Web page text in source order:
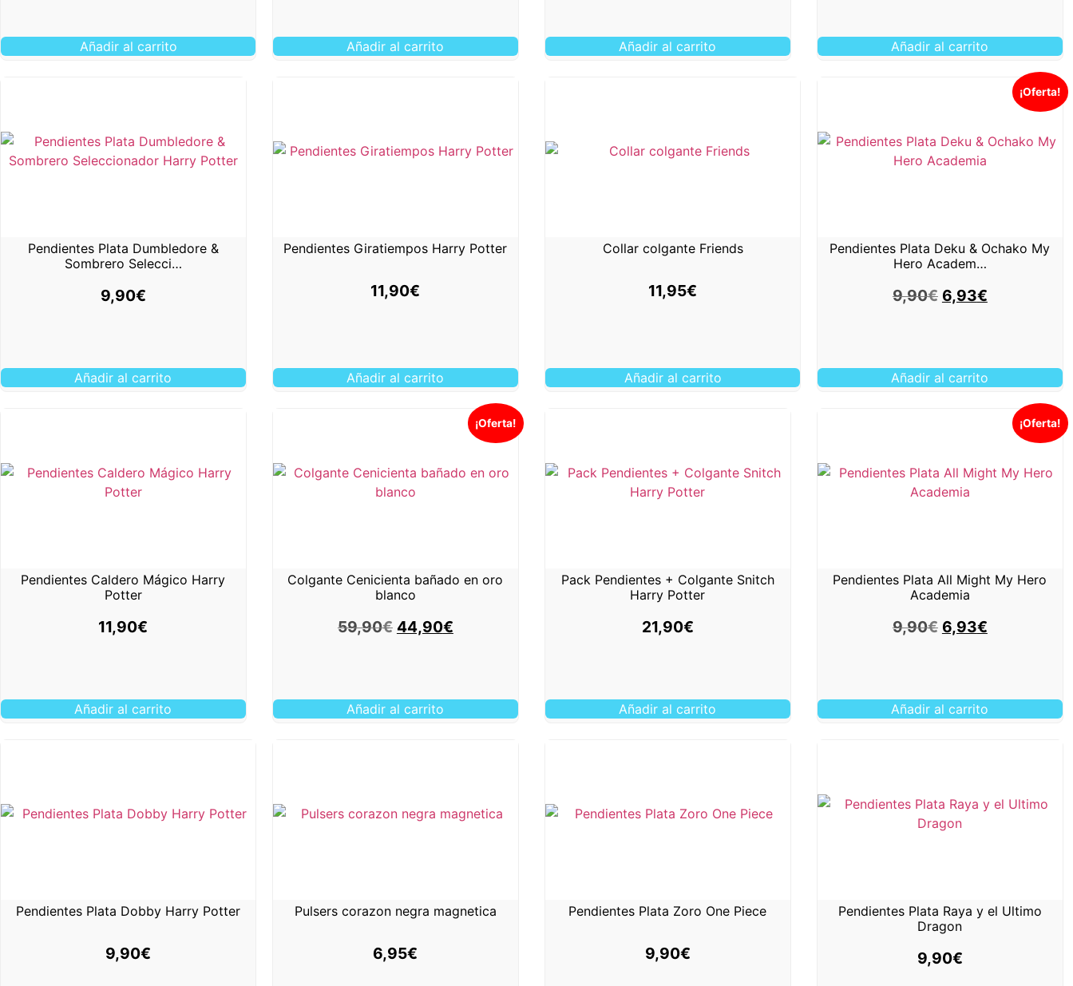
Añadir al carrito Añadir al carrito Añadir al carrito Añadir al carrito
Pendientes Plata Dumbledore &
Sombrero Selecci…
9,90€
Añadir al carrito
Pendientes Giratiempos Harry Potter
11,90€
Añadir al carrito
Collar colgante Friends
11,95€
Añadir al carrito
¡Oferta!
Pendientes Plata Deku & Ochako My
Hero Academ…
9,90€ 6,93€
Añadir al carrito
Pendientes Caldero Mágico Harry
Potter
11,90€
Añadir al carrito
¡Oferta!
Colgante Cenicienta bañado en oro
blanco
59,90€ 44,90€
Añadir al carrito
Pack Pendientes + Colgante Snitch
Harry Potter
21,90€
Añadir al carrito
¡Oferta!
Pendientes Plata All Might My Hero
Academia
9,90€ 6,93€
Añadir al carrito
Pendientes Plata Dobby Harry Potter
9,90€
Pulsers corazon negra magnetica
6,95€
Pendientes Plata Zoro One Piece
9,90€
Pendientes Plata Raya y el Ultimo
Dragon
9,90€